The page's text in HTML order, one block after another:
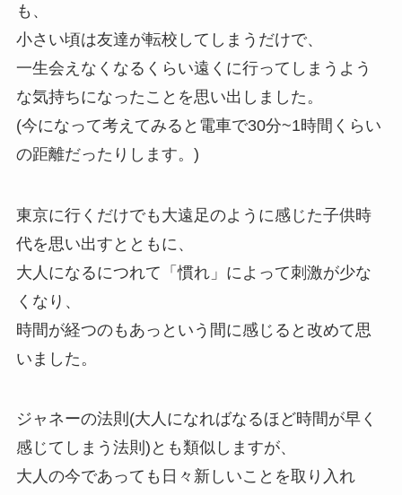
も、
小さい頃は友達が転校してしまうだけで、
一生会えなくなるくらい遠くに行ってしまうよう
な気持ちになったことを思い出しました。
(今になって考えてみると電車で30分~1時間くらい
の距離だったりします。)
東京に行くだけでも大遠足のように感じた子供時
代を思い出すとともに、
大人になるにつれて「慣れ」によって刺激が少な
くなり、
時間が経つのもあっという間に感じると改めて思
いました。
ジャネーの法則(大人になればなるほど時間が早く
感じてしまう法則)とも類似しますが、
大人の今であっても日々新しいことを取り入れ